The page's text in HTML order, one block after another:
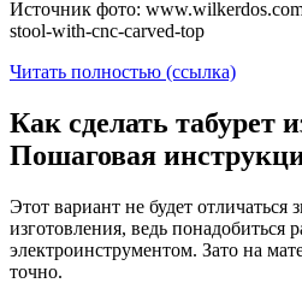
Источник фото:
stool-with-cnc-carved-top
Читать полностью (ссылка)
Как сделать табурет
Пошаговая
Этот вариант не будет отличаться
изготовления, ведь понадобиться
электроинструментом. Зато на
точно.